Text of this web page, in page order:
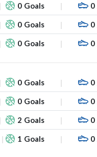
0 Goals 0
0 Goals 0
0 Goals 0
0 Goals 0
0 Goals 0
2 Goals 0
1 Goals 0